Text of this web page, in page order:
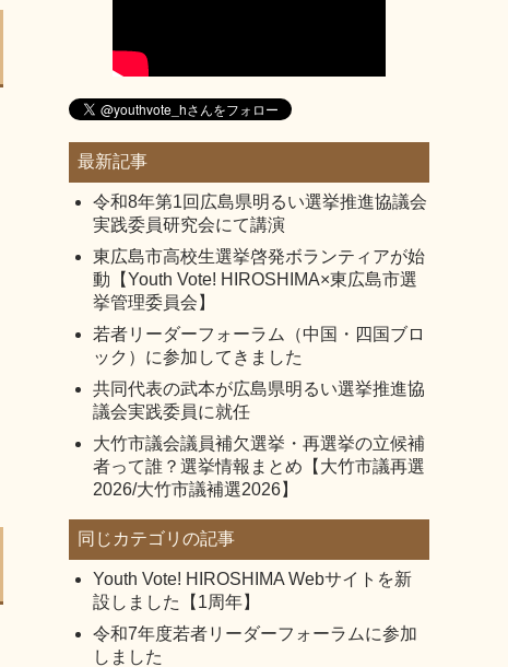
最新記事
令和8年第1回広島県明るい選挙推進協議会
実践委員研究会にて講演
東広島市高校生選挙啓発ボランティアが始
動【Youth Vote! HIROSHIMA×東広島市選
挙管理委員会】
若者リーダーフォーラム（中国・四国ブロ
ック）に参加してきました
共同代表の武本が広島県明るい選挙推進協
議会実践委員に就任
大竹市議会議員補欠選挙・再選挙の立候補
者って誰？選挙情報まとめ【大竹市議再選
2026/大竹市議補選2026】
同じカテゴリの記事
Youth Vote! HIROSHIMA Webサイトを新
設しました【1周年】
令和7年度若者リーダーフォーラムに参加
しました